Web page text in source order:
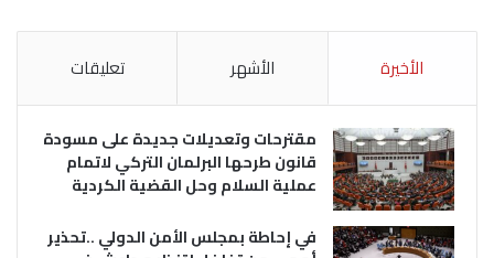
الأخيرة الأشهر تعليقات
مقترحات وتعديلات جديدة على مسودة
قانون طرحها البرلمان التركي لاتمام
عملية السلام وحل القضية الكردية
في إحاطة بمجلس الأمن الدولي ..تحذير